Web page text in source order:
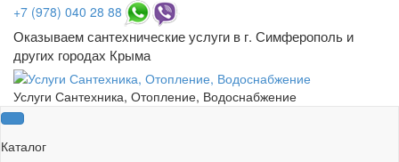
+7 (978) 040 28 88
Оказываем сантехнические услуги в г. Симферополь и
других городах Крыма
Услуги Сантехника, Отопление, Водоснабжение
Каталог